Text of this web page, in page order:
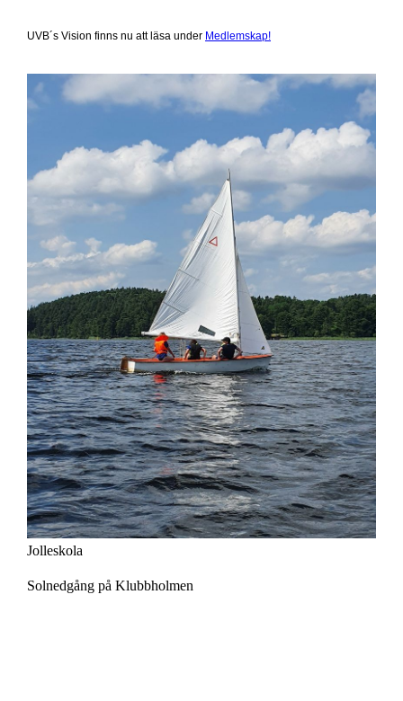
UVB´s Vision finns nu att läsa under Medlemskap!
Jolleskola
Solnedgång på Klubbholmen